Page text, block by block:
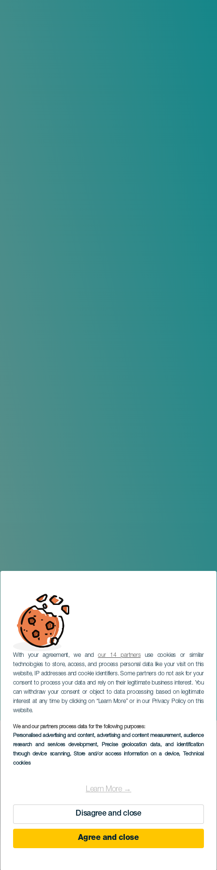
With your agreement, we andour 14 partnersuse cookies or similar
technologies to store, access, and process personal data like your visit on this
website, IP addresses and cookie identifiers. Some partners do not ask for your
consent to process your data and rely on their legitimate business interest. You
can withdraw your consent or object to data processing based on legitimate
interest at any time by clicking on “Learn More” or in our Privacy Policy on this
website.
We and our partners process data for the following purposes:
Personalised advertising and content, advertising and content measurement, audience
research and services development, Precise geolocation data, and identification
through device scanning, Store and/or access information on a device, Technical
cookies
Learn More →
Disagree and close
Agree and close
Karácsony a dzsungelben
LANZAROTE
Imagen
Listado